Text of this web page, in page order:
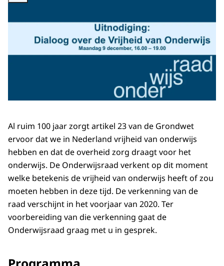
Al ruim 100 jaar zorgt artikel 23 van de Grondwet
ervoor dat we in Nederland vrijheid van onderwijs
hebben en dat de overheid zorg draagt voor het
onderwijs. De Onderwijsraad verkent op dit moment
welke betekenis de vrijheid van onderwijs heeft of zou
moeten hebben in deze tijd. De verkenning van de
raad verschijnt in het voorjaar van 2020. Ter
voorbereiding van die verkenning gaat de
Onderwijsraad graag met u in gesprek.